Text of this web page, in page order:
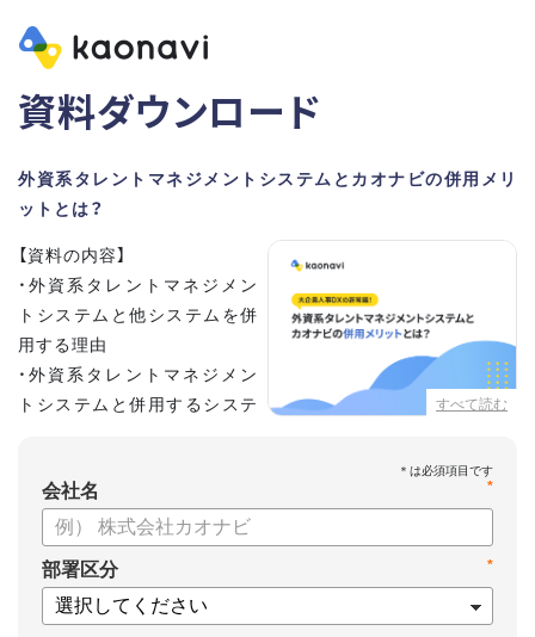
資料ダウンロード
外資系タレントマネジメントシステムとカオナビの併用メリ
ットとは？
すべて読む
【資料の内容】
・外資系タレントマネジメン
トシステムと他システムを併
用する理由
・外資系タレントマネジメン
トシステムと併用するシステ
・お客さまの声
*
会社名
*
部署区分